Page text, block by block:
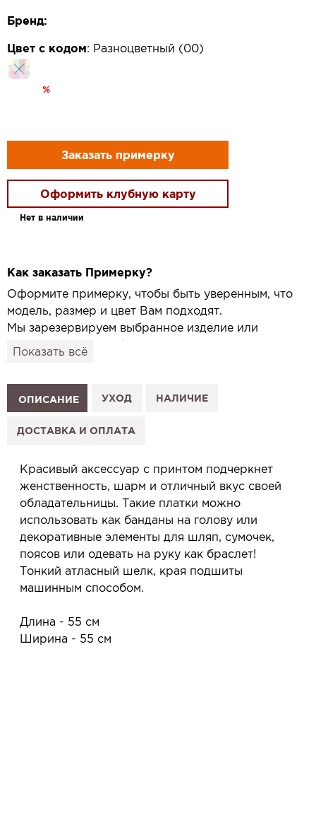
Бренд:
Цвет с кодом: Разноцветный (00)
%
Заказать примерку
Оформить клубную карту
Нет в наличии
Как заказать Примерку?
Оформите примерку, чтобы быть уверенным, что
модель, размер и цвет Вам подходят.
Мы зарезервируем выбранное изделие или
привезём его в удобный для вас салон и
1. Выберите изделие на сайте.
2. Нажмите «Заказать примерку» и выберите салон.
3. Заполните форму и отправьте заявку.
сообщим, когда изделие будет готово к примерке.
Услуга бесплатная и ни к чему не обязывает: Вы
примеряете в салоне и уже на месте решаете,
Показать всё
ОПИСАНИЕ УХОД НАЛИЧИЕ
ДОСТАВКА И ОПЛАТА
Красивый аксессуар с принтом подчеркнет
женственность, шарм и отличный вкус своей
обладательницы. Такие платки можно
использовать как банданы на голову или
декоративные элементы для шляп, сумочек,
поясов или одевать на руку как браслет!
Тонкий атласный шелк, края подшиты
машинным способом.
Длина - 55 см
Ширина - 55 см